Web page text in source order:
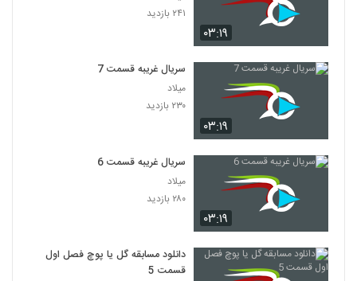
۰۳:۱۹
۲۴۱ بازدید
۰۳:۱۹
سریال غریبه قسمت 7
میلاد
۲۳۰ بازدید
۰۳:۱۹
سریال غریبه قسمت 6
میلاد
۲۸۰ بازدید
دانلود مسابقه گل یا پوچ فصل اول
قسمت 5